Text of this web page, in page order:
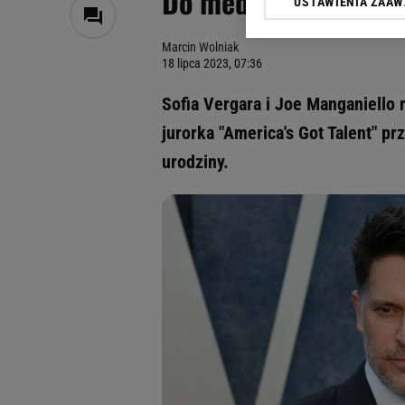
Marcin Wolniak
18 lipca 2023, 07:36
Sofia Vergara i Joe Manganiello
jurorka "America's Got Talent"
urodziny.
Klikając „Akceptuję”
My, nasi Zaufani
Użycie dokładnych